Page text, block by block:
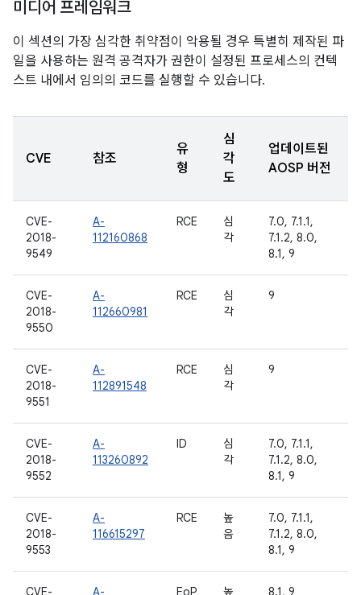
미디어 프레임워크
이 섹션의 가장 심각한 취약점이 악용될 경우 특별히 제작된 파
일을 사용하는 원격 공격자가 권한이 설정된 프로세스의 컨텍
스트 내에서 임의의 코드를 실행할 수 있습니다.
CVE 참조
유
형
심
각
도
업데이트된
AOSP 버전
CVE-
2018-
9549
A-
112160868
RCE
심
각
7.0, 7.1.1,
7.1.2, 8.0,
8.1, 9
CVE-
2018-
9550
A-
112660981
RCE
심
각
9
CVE-
2018-
9551
A-
112891548
RCE
심
각
9
CVE-
2018-
9552
A-
113260892
ID
심
각
7.0, 7.1.1,
7.1.2, 8.0,
8.1, 9
CVE-
2018-
9553
A-
116615297
RCE
높
음
7.0, 7.1.1,
7.1.2, 8.0,
8.1, 9
CVE-
A-
EoP
높
8.1, 9